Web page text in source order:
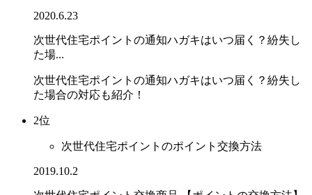
2020.6.23
次世代住宅ポイントの通知ハガキはいつ届く？紛失し
た場...
次世代住宅ポイントの通知ハガキはいつ届く？紛失し
た場合の対応も紹介！
2位
次世代住宅ポイントのポイント交換方法
2019.10.2